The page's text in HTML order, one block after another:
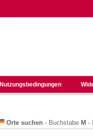
Nutzungsbedingungen
Orte suchen - Buchstabe M -